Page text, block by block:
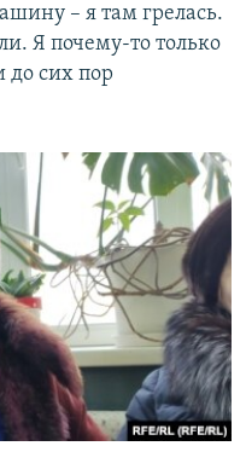
– я там грелась.
Я почему-то только
до сих пор